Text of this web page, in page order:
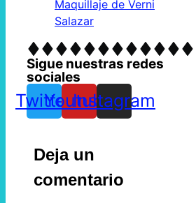
Maquillaje de Verni
Salazar
Sigue nuestras redes
sociales
TwitterYoutube
Instagram
Deja un
comentario